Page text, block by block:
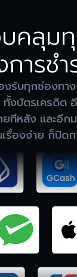
คลุม
ารชำ
รับทุกช่องทาง
งบัตรเครดิต
ทีหลัง และอีก
เรื่องง่าย ก็ปิด